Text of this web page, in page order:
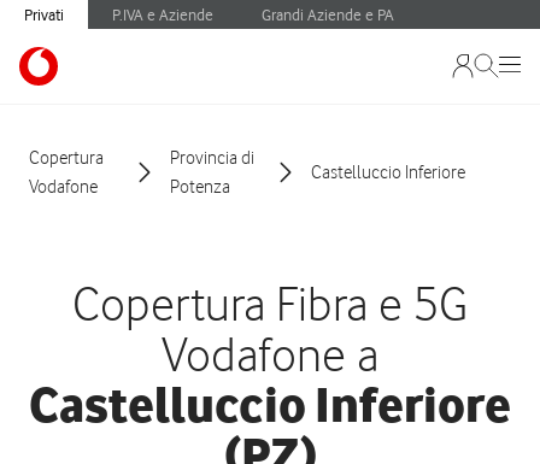
Privati P.IVA e Aziende Grandi Aziende e PA
Copertura
Vodafone
Provincia di
Potenza
Castelluccio Inferiore
Copertura Fibra e 5G
Vodafone a
Castelluccio Inferiore